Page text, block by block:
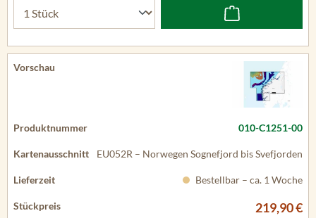
010-C1251-00
EU052R – Norwegen Sognefjord bis Svefjorden
Bestellbar – ca. 1 Woche
219,90 €